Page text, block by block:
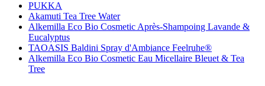
PUKKA
Akamuti Tea Tree Water
Alkemilla Eco Bio Cosmetic Après-Shampoing Lavande &
Eucalyptus
TAOASIS Baldini Spray d'Ambiance Feelruhe®
Alkemilla Eco Bio Cosmetic Eau Micellaire Bleuet & Tea
Tree